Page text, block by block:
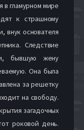
в гламурном мире
к страшному
внук основателя
Следствие
бывшую жену
Она была
за решетку
на свободу.
загадочных
роковой день.